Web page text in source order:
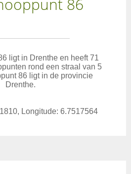
86
ligt in Drenthe en heeft 71
rond een straal van 5
86 ligt in de provincie
Drenthe.
Longitude: 6.7517564